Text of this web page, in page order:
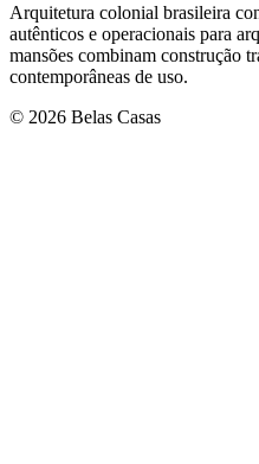
Arquitetura colonial brasileira
autênticos e operacionais para
mansões combinam construção
contemporâneas de uso.
© 2026 Belas Casas